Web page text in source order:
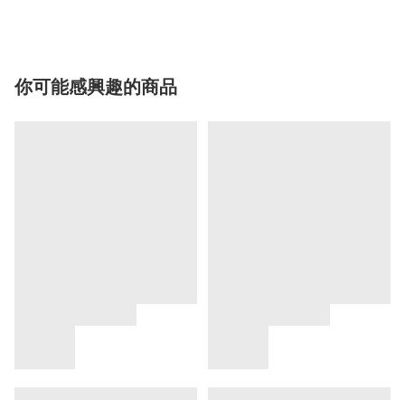
你可能感興趣的商品